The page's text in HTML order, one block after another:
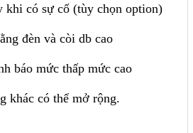
khi có sự cố (tùy chọn option)
đèn và còi db cao
báo mức thấp mức cao
khác có thể mở rộng.